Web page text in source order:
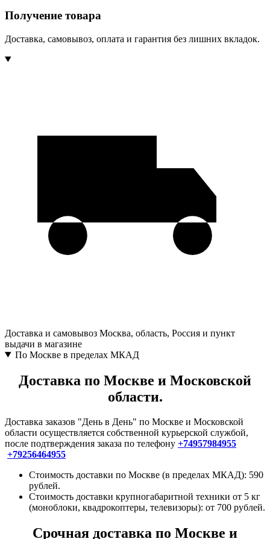
Получение товара
Доставка, самовывоз, оплата и гарантия без лишних вкладок.
Доставка и самовывоз Москва, область, Россия и пункт
выдачи в магазине
По Москве в пределах МКАД
Доставка по Москве и Московской
области.
Доставка заказов "День в День" по Москве и Московской
области осуществляется собственной курьерской службой,
после подтверждения заказа по телефону +74957984955
+79256464955
Стоимость доставки по Москве (в пределах МКАД): 590
рублей.
Стоимость доставки крупногабаритной техники от 5 кг
(моноблоки, квадрокоптеры, телевизоры): от 700 рублей.
Срочная доставка по Москве и